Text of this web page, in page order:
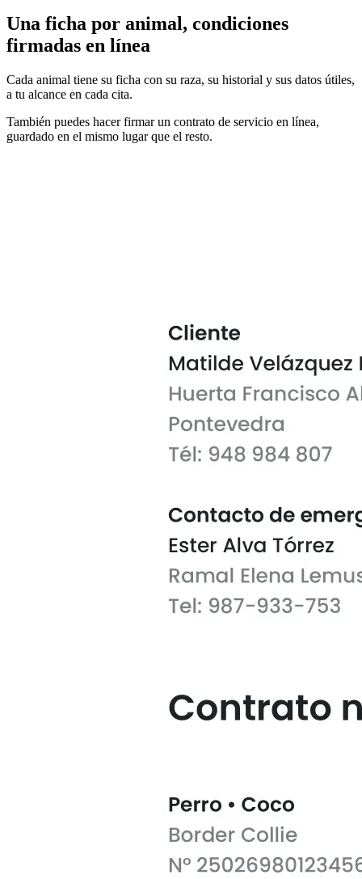
Una ficha por animal, condiciones
firmadas en línea
Cada animal tiene su ficha con su raza, su historial y sus datos útiles,
a tu alcance en cada cita.
También puedes hacer firmar un contrato de servicio en línea,
guardado en el mismo lugar que el resto.